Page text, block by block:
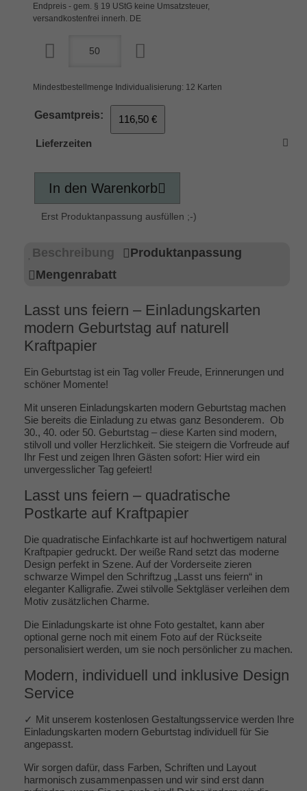
Endpreis - gem. § 19 UStG keine Umsatzsteuer,
versandkostenfrei innerh. DE
Mindestbestellmenge Individualisierung: 12 Karten
Gesamtpreis: 116,50 €
Lieferzeiten
In den Warenkorb
Erst Produktanpassung ausfüllen ;-)
Beschreibung
Produktanpassung
Mengenrabatt
Lasst uns feiern – Einladungskarten
modern Geburtstag auf naturell
Kraftpapier
Ein Geburtstag ist ein Tag voller Freude, Erinnerungen und
schöner Momente!
Mit unseren Einladungskarten modern Geburtstag machen
Sie bereits die Einladung zu etwas ganz Besonderem. Ob
30., 40. oder 50. Geburtstag – diese Karten sind modern,
stilvoll und voller Herzlichkeit. Sie steigern die Vorfreude auf
Ihr Fest und zeigen Ihren Gästen sofort: Hier wird ein
unvergesslicher Tag gefeiert!
Lasst uns feiern – quadratische
Postkarte auf Kraftpapier
Die quadratische Einfachkarte ist auf hochwertigem natural
Kraftpapier gedruckt. Der weiße Rand setzt das moderne
Design perfekt in Szene. Auf der Vorderseite zieren
schwarze Wimpel den Schriftzug „Lasst uns feiern“ in
eleganter Kalligrafie. Zwei stilvolle Sektgläser verleihen dem
Motiv zusätzlichen Charme.
Die Einladungskarte ist ohne Foto gestaltet, kann aber
optional gerne noch mit einem Foto auf der Rückseite
personalisiert werden, um sie noch persönlicher zu machen.
Modern, individuell und inklusive Design
Service
✓ Mit unserem kostenlosen Gestaltungsservice werden Ihre
Einladungskarten modern Geburtstag individuell für Sie
angepasst.
Wir sorgen dafür, dass Farben, Schriften und Layout
harmonisch zusammenpassen und wir sind erst dann